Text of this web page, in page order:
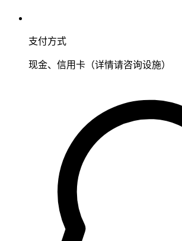
支付方式
现金、信用卡（详情请咨询设施）